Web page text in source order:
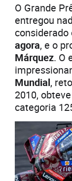
O Grande
entregou
considerado
agora, e o
Márquez. O
Mundial,
2010,
categoria